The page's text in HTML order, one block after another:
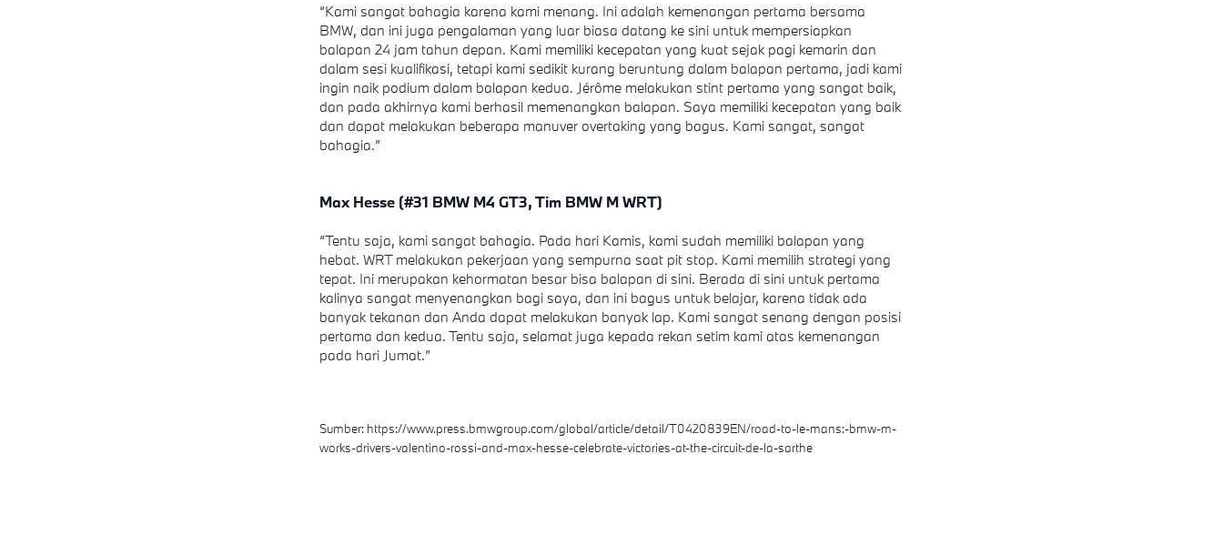
“Kami sangat bahagia karena kami menang. Ini adalah kemenangan pertama bersama
BMW, dan ini juga pengalaman yang luar biasa datang ke sini untuk mempersiapkan
balapan 24 jam tahun depan. Kami memiliki kecepatan yang kuat sejak pagi kemarin dan
dalam sesi kualifikasi, tetapi kami sedikit kurang beruntung dalam balapan pertama, jadi kami
ingin naik podium dalam balapan kedua. Jérôme melakukan stint pertama yang sangat baik,
dan pada akhirnya kami berhasil memenangkan balapan. Saya memiliki kecepatan yang baik
dan dapat melakukan beberapa manuver overtaking yang bagus. Kami sangat, sangat
bahagia.”
Max Hesse (#31 BMW M4 GT3, Tim BMW M WRT)
“Tentu saja, kami sangat bahagia. Pada hari Kamis, kami sudah memiliki balapan yang
hebat. WRT melakukan pekerjaan yang sempurna saat pit stop. Kami memilih strategi yang
tepat. Ini merupakan kehormatan besar bisa balapan di sini. Berada di sini untuk pertama
kalinya sangat menyenangkan bagi saya, dan ini bagus untuk belajar, karena tidak ada
banyak tekanan dan Anda dapat melakukan banyak lap. Kami sangat senang dengan posisi
pertama dan kedua. Tentu saja, selamat juga kepada rekan setim kami atas kemenangan
pada hari Jumat.”
Sumber: https://www.press.bmwgroup.com/global/article/detail/T0420839EN/road-to-le-mans:-bmw-m-
works-drivers-valentino-rossi-and-max-hesse-celebrate-victories-at-the-circuit-de-la-sarthe